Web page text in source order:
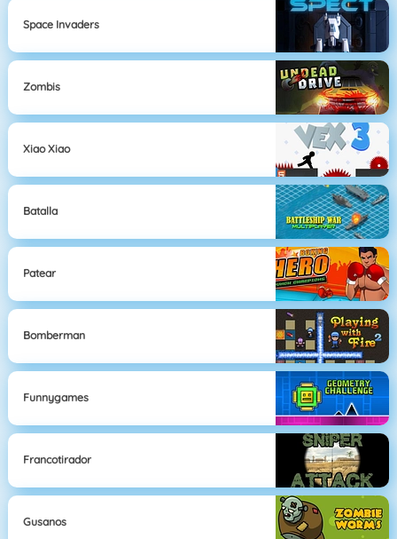
Space Invaders
Zombis
Xiao Xiao
Batalla
Patear
Bomberman
Funnygames
Francotirador
Gusanos